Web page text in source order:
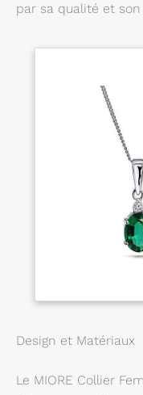
par sa qualité et
Design et Matériaux
Le MIORE Collier